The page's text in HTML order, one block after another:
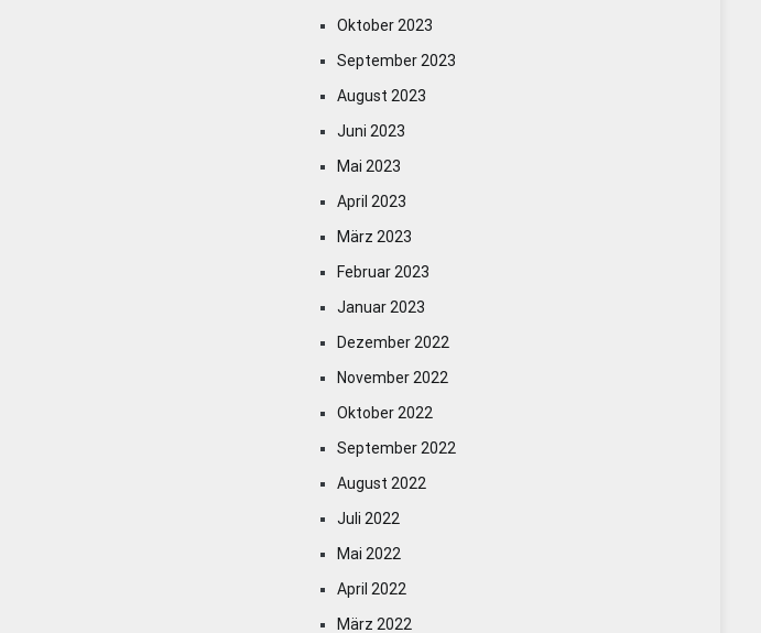
Oktober 2023
September 2023
August 2023
Juni 2023
Mai 2023
April 2023
März 2023
Februar 2023
Januar 2023
Dezember 2022
November 2022
Oktober 2022
September 2022
August 2022
Juli 2022
Mai 2022
April 2022
März 2022